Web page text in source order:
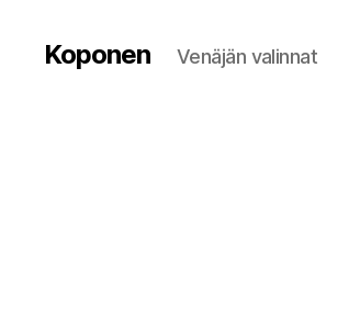
Koponen Venäjän valinnat